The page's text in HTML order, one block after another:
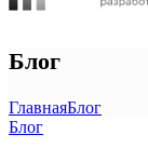
Блог
ГлавнаяБлог
Блог